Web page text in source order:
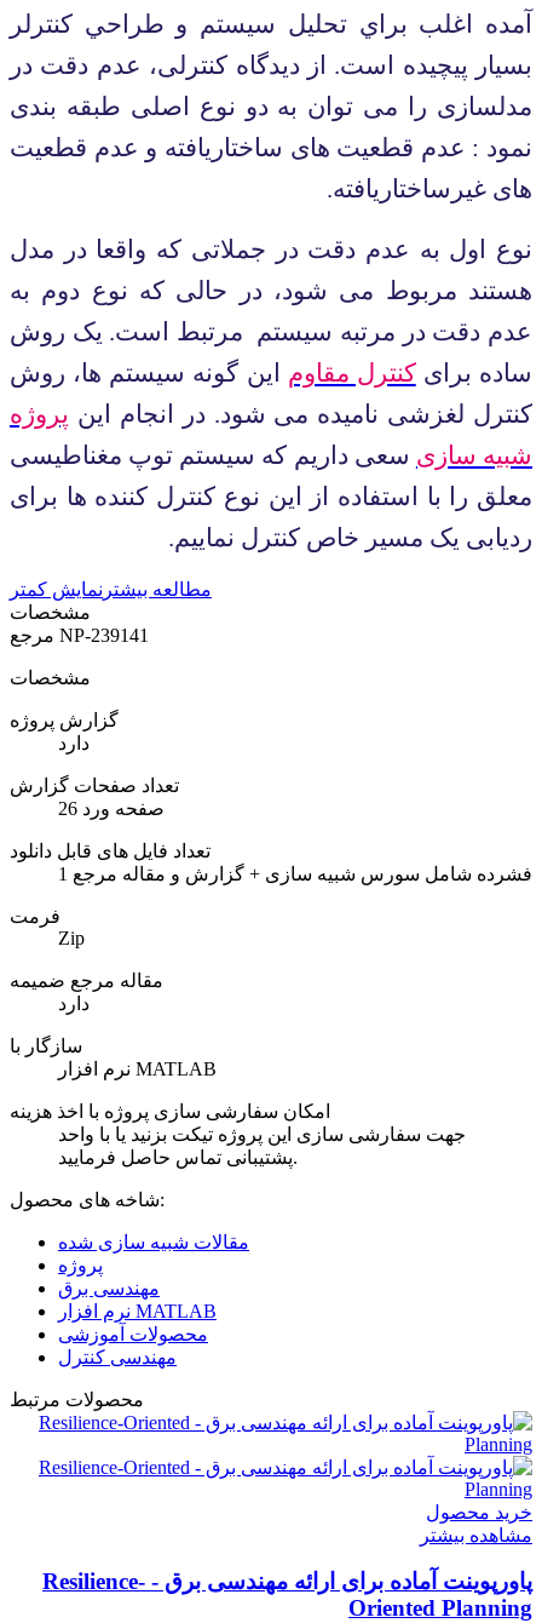
آمده اغلب براي تحليل سيستم و طراحي کنترلر
بسيار پيچيده است. از دیدگاه کنترلی، عدم دقت در
مدلسازی را می توان به دو نوع اصلی طبقه بندی
نمود : عدم قطعیت های ساختاریافته و عدم قطعیت
های غیرساختاریافته.
نوع اول به عدم دقت در جملاتی که واقعا در مدل
هستند مربوط می شود، در حالی که نوع دوم به
عدم دقت در مرتبه سیستم مرتبط است. یک روش
ساده برایکنترل مقاوم این گونه سیستم ها، روش
کنترل لغزشی نامیده می شود. در انجام این پروژه
شبیه سازی سعی داریم که سیستم توپ مغناطیسی
معلق را با استفاده از این نوع کنترل کننده ها برای
ردیابی یک مسیر خاص کنترل نماییم.
مطالعه بیشتر نمایش کمتر
مشخصات
NP-239141
مشخصات
گزارش پروژه
دارد
تعداد صفحات گزارش
26 صفحه ورد
تعداد فایل های قابل دانلود
1 فشرده شامل سورس شبیه سازی + گزارش و مقاله مرجع
فرمت
Zip
مقاله مرجع ضمیمه
دارد
سازگار با
نرم افزار MATLAB
امکان سفارشی سازی پروژه با اخذ هزینه
جهت سفارشی سازی این پروژه تیکت بزنید یا با واحد
پشتیبانی تماس حاصل فرمایید.
شاخه های محصول:
مقالات شبیه سازی شده
پروژه
مهندسی برق
نرم افزار MATLAB
محصولات آموزشی
مهندسی کنترل
محصولات مرتبط
خرید محصول
مشاهده بیشتر
پاورپوینت آماده برای ارائه مهندسی برق - Resilience-
Oriented Planning